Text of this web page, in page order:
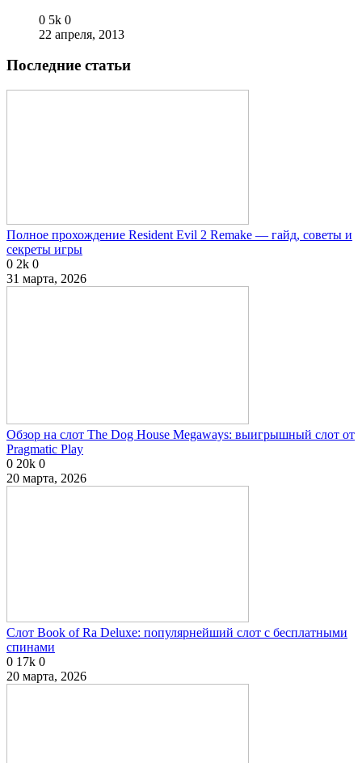
0 5k 0
22 апреля, 2013
Последние статьи
Полное прохождение Resident Evil 2 Remake — гайд, советы и
секреты игры
0 2k 0
31 марта, 2026
Обзор на слот The Dog House Megaways: выигрышный слот от
Pragmatic Play
0 20k 0
20 марта, 2026
Слот Book of Ra Deluxe: популярнейший слот с бесплатными
спинами
0 17k 0
20 марта, 2026